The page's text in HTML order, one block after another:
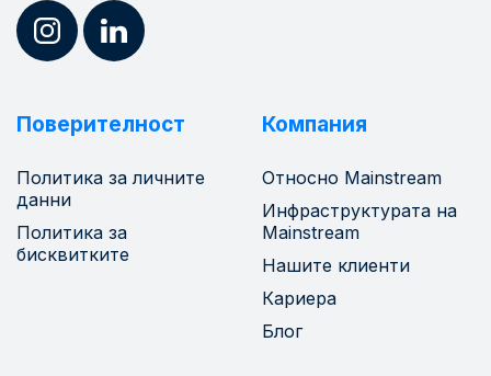
Поверителност
Политика за личните
данни
Политика за
бисквитките
Компания
Относно Mainstream
Инфраструктурата на
Mainstream
Нашите клиенти
Кариера
Блог